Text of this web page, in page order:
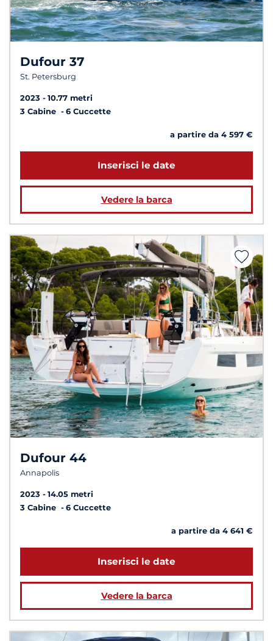
Dufour 37
St. Petersburg
2023
10.77 metri
3 Cabine
6 Cuccette
a partire da 4 597 €
Inserisci le date
Vedere la barca
Dufour 44
Annapolis
2023
14.05 metri
3 Cabine
6 Cuccette
a partire da 4 641 €
Inserisci le date
Vedere la barca